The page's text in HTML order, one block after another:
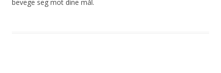
bevege seg mot dine mål.